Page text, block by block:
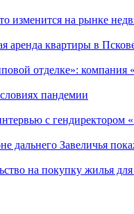
изменится на рынке
аренда квартиры в
отделке»:
пандемии
с гендиректором
дальнего Завеличья
на покупку жилья